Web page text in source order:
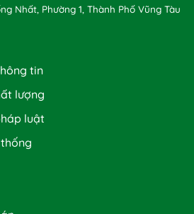
Nhất, Phường 1, Thành Phố Vũng Tàu
tin
lượng
luật